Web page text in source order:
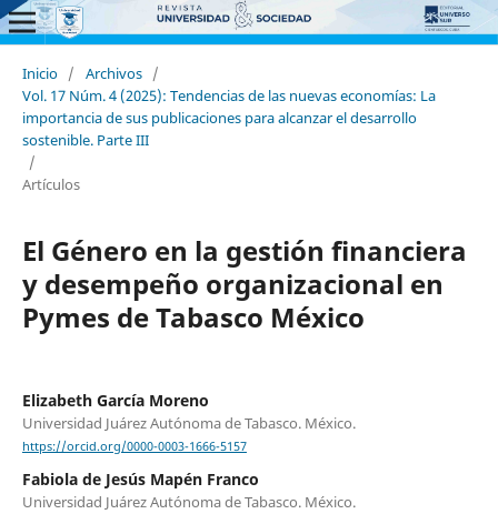
Inicio / Archivos /
Vol. 17 Núm. 4 (2025): Tendencias de las nuevas economías: La
importancia de sus publicaciones para alcanzar el desarrollo
sostenible. Parte III
/
Artículos
El Género en la gestión financiera
y desempeño organizacional en
Pymes de Tabasco México
Elizabeth García Moreno
Universidad Juárez Autónoma de Tabasco. México.
https://orcid.org/0000-0003-1666-5157
Fabiola de Jesús Mapén Franco
Universidad Juárez Autónoma de Tabasco. México.